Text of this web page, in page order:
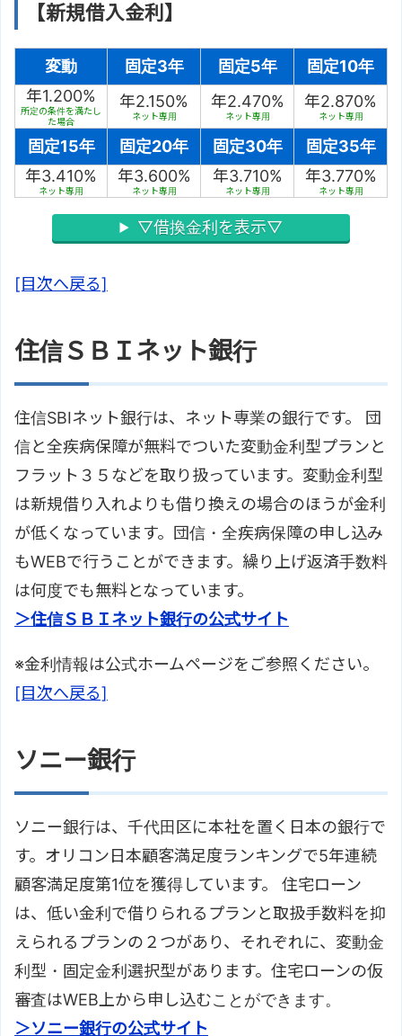
【新規借入金利】
変動 固定3年 固定5年
固定10年
年1.200%
所定の条件を満たし
た場合
年2.150%
ネット専用
年2.470%
ネット専用
年2.870%
ネット専用
固定15年 固定20年 固定30年
固定35年
年3.410%
ネット専用
年3.600%
ネット専用
年3.710%
ネット専用
年3.770%
ネット専用
▽借換金利を表示▽
[目次へ戻る]
住信ＳＢＩネット銀行
住信SBIネット銀行は、ネット専業の銀行です。 団
信と全疾病保障が無料でついた変動金利型プランと
フラット３５などを取り扱っています。変動金利型
は新規借り入れよりも借り換えの場合のほうが金利
が低くなっています。団信・全疾病保障の申し込み
もWEBで行うことができます。繰り上げ返済手数料
は何度でも無料となっています。
＞住信ＳＢＩネット銀行の公式サイト
※金利情報は公式ホームページをご参照ください。
[目次へ戻る]
ソニー銀行
ソニー銀行は、千代田区に本社を置く日本の銀行で
す。オリコン日本顧客満足度ランキングで5年連続
顧客満足度第1位を獲得しています。 住宅ローン
は、低い金利で借りられるプランと取扱手数料を抑
えられるプランの２つがあり、それぞれに、変動金
利型・固定金利選択型があります。住宅ローンの仮
審査はWEB上から申し込むことができます。
＞ソニー銀行の公式サイト